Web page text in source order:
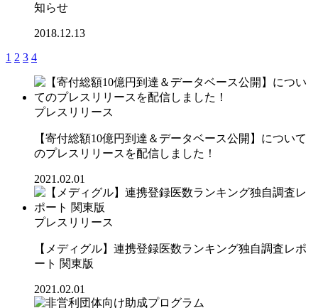
知らせ
2018.12.13
1 2 3 4
プレスリリース
【寄付総額10億円到達＆データベース公開】について
のプレスリリースを配信しました！
2021.02.01
プレスリリース
【メディグル】連携登録医数ランキング独⾃調査レポ
ート 関東版
2021.02.01